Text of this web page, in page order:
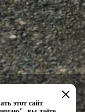
этот сайт